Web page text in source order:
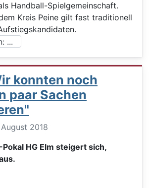
Handball-Spielgemeinschaft.
Kreis Peine gilt fast traditionell
...
konnten noch
paar Sachen
2018
HG Elm steigert sich,